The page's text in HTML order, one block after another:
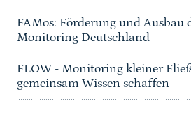
FAMos: Förderung und Ausbau
Monitoring Deutschland
FLOW - Monitoring kleiner
gemeinsam Wissen schaffen